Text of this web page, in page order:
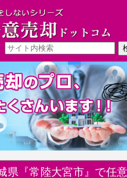
県『常陸大宮市』で任